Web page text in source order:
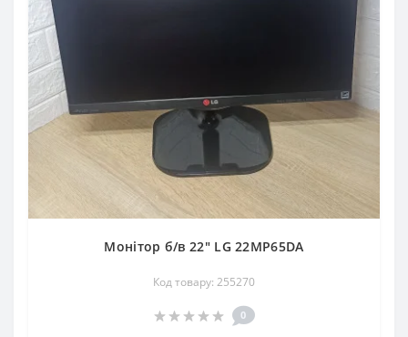
Монітор б/в 22" LG 22MP65DA
Код товару: 255270
0